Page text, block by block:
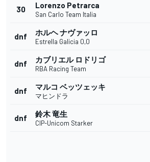
30 Lorenzo Petrarca
San Carlo Team Italia
dnf ホルヘ ナヴァッロ
Estrella Galicia 0,0
dnf カブリエル ロドリゴ
RBA Racing Team
dnf マルコ ベッツェッキ
マヒンドラ
dnf 鈴木 竜生
CIP-Unicom Starker